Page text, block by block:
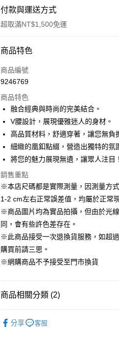
付款與運送方式
超取滿NT$1,500免運
付款方式
信用卡一次付款
LINE Pay
Apple Pay
街口支付
悠遊付
AFTEE先享後付
相關說明
【關於「AFTEE先享後付」】
AFTEE先享後付是「在收到商品之後才付
便利好安心！
１．簡單：不需註冊會員、不需綁卡、不需
２．便利：只要手機號碼，簡訊認證，即
３．安心：先確認商品／服務後，再付款。
【「AFTEE先享後付」結帳流程】
２．訂單成立數日內，您將收到繳費通知簡
※ 請注意：結帳手續完成當下不需立刻繳
絡購買商品的店家。未經商家同意取消之
ATM付款
運送方式
全家取貨付款
7-11取貨付款
宅配
商品特色
商品編號
9246769
商品特色
融合經典與時尚的完美結合。
V腰設計，展現優雅迷人的身材。
高品質材料，舒適穿著，讓您無負
細緻的凰釦點綴，營造出獨特的氛
將您的魅力展現無遺，讓眾人注目！
銷售重點
※本店尺碼都是實際測量，因測量方
1-2 cm左右正常誤差值，均屬於正常
※商品圖片均為實品拍攝，但由於光
同，會有些許色差存在。
※此商品接受一次退換貨服務，如超
購買前請三思。
※網購商品不予接受至門市換貨
商品相關分類 (2)
分享 客服